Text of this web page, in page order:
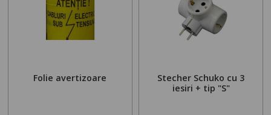
Folie avertizoare
Stecher Schuko cu 3
iesiri + tip "S"